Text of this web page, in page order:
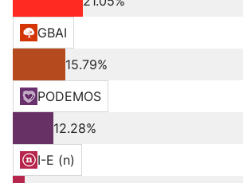
GBAI
15.79%
PODEMOS
12.28%
I-E (n)